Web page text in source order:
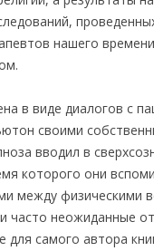
нашего
в виде диалогов с
своими
вводил в
которого они
между физическими
часто неожиданные
самого автора